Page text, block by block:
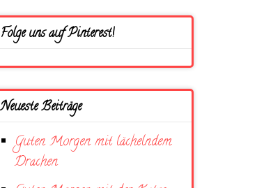
Folge uns auf Pinterest!
Neueste Beiträge
Guten Morgen mit lächelndem
Drachen